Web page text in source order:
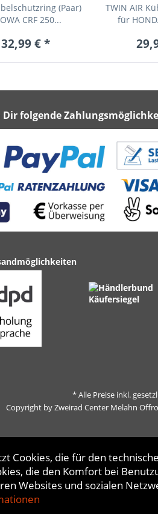
(Paar)
CRF 250...
32,99 € *
TWIN AIR
für
Dir folgende
* Alle Preise inkl.
Copyright by Zweirad Center Melahn
Cookies, die für den
die den Komfort bei
Websites und sozialen